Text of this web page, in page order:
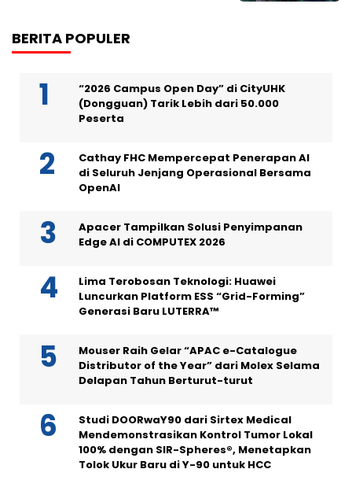
BERITA POPULER
“2026 Campus Open Day” di CityUHK
(Dongguan) Tarik Lebih dari 50.000
Peserta
Cathay FHC Mempercepat Penerapan AI
di Seluruh Jenjang Operasional Bersama
OpenAI
Apacer Tampilkan Solusi Penyimpanan
Edge AI di COMPUTEX 2026
Lima Terobosan Teknologi: Huawei
Luncurkan Platform ESS “Grid-Forming”
Generasi Baru LUTERRA™
Mouser Raih Gelar “APAC e-Catalogue
Distributor of the Year” dari Molex Selama
Delapan Tahun Berturut-turut
Studi DOORwaY90 dari Sirtex Medical
Mendemonstrasikan Kontrol Tumor Lokal
100% dengan SIR-Spheres®, Menetapkan
Tolok Ukur Baru di Y-90 untuk HCC